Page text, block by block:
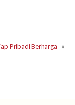
Pribadi Berharga
»